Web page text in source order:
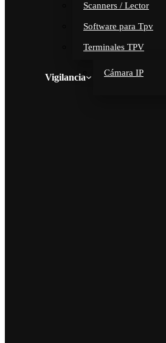
Scanners / Lector
Software para Tpv
Terminales TPV
Vigilancia Cámara IP